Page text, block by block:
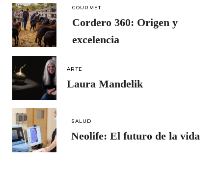
GOURMET
Cordero 360: Origen y
excelencia
ARTE
Laura Mandelik
SALUD
Neolife: El futuro de la vida